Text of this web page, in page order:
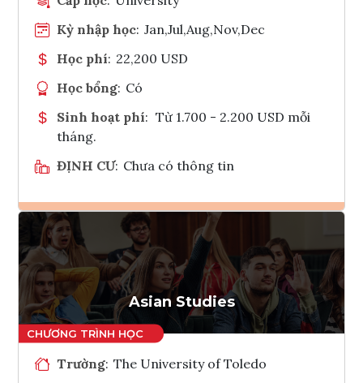
Kỳ nhập học: Jan,Jul,Aug,Nov,Dec
Học phí: 22,200 USD
Học bổng: Có
Sinh hoạt phí: Từ 1.700 - 2.200 USD mỗi
tháng.
ĐỊNH CƯ: Chưa có thông tin
Ghi danh
Tham vấn Interlink
Asian Studies
Trường: The University of Toledo